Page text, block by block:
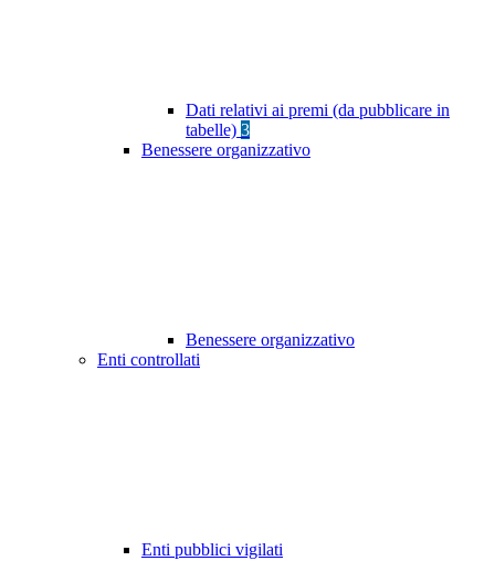
Dati relativi ai premi (da pubblicare in
tabelle) 3
Benessere organizzativo
Benessere organizzativo
Enti controllati
Enti pubblici vigilati